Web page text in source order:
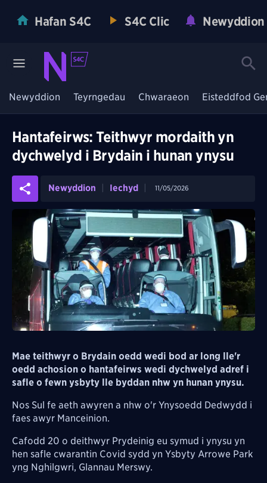
Hafan S4C S4C Clic Newyddion
Newyddion Teyrngedau Chwaraeon Eisteddfod
Hantafeirws: Teithwyr mordaith yn
dychwelyd i Brydain i hunan ynysu
Newyddion Iechyd 11/05/2026
Mae teithwyr o Brydain oedd wedi bod ar long lle'r
oedd achosion o hantafeirws wedi dychwelyd adref i
safle o fewn ysbyty lle byddan nhw yn hunan ynysu.
Nos Sul fe aeth awyren a nhw o'r Ynysoedd Dedwydd i
faes awyr Manceinion.
Cafodd 20 o deithwyr Prydeinig eu symud i ynysu yn
hen safle cwarantin Covid sydd yn Ysbyty Arrowe Park
yng Nghilgwri, Glannau Merswy.